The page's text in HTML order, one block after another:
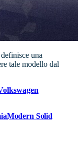
definisce una
tale modello dal
Modern Solid